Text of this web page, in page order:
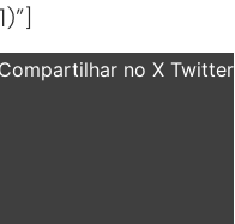
Compartilhar no X Twitter